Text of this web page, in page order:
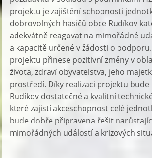
projektu je zajištění schopnosti
dobrovolných hasičů obce Rudíkov
adekvátně reagovat na mimořádné
a kapacitě určené v žádosti o podporu.
projektu přinese pozitivní změny v
života, zdraví obyvatelstva, jeho
prostředí. Díky realizaci projektu bude
Rudíkov dostatečné a kvalitní
které zajistí akceschopnost celé
bude dobře připravena řešit
mimořádných událostí a krizových